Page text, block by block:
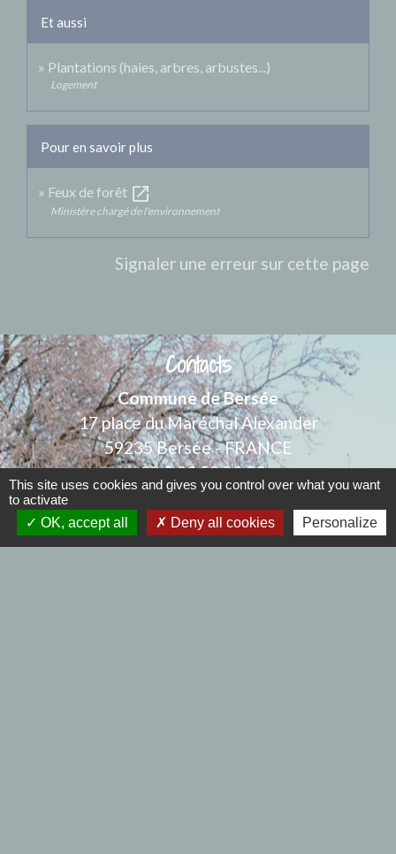
Et aussi
Plantations (haies, arbres, arbustes...)
Logement
Pour en savoir plus
Feux de forêt open_in_new
Ministère chargé de l'environnement
Signaler une erreur sur cette page
Contacts
Commune de Bersée
17 place du Maréchal Alexander
59235 Bersée - FRANCE
+33 3 20 59 20 20
Nous joindre
This site uses cookies and gives you control over what you want
to activate
OK, accept all
Deny all cookies Personalize